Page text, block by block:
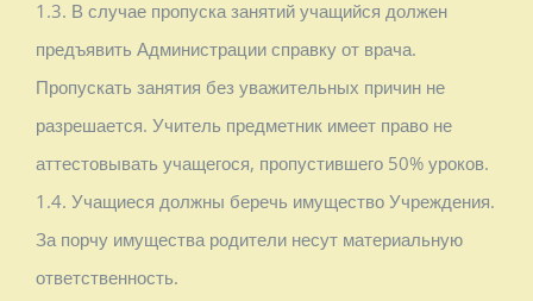
1.3. В случае пропуска занятий учащийся должен
предъявить Администрации справку от врача.
Пропускать занятия без уважительных причин не
разрешается. Учитель предметник имеет право не
аттестовывать учащегося, пропустившего 50% уроков.
1.4. Учащиеся должны беречь имущество Учреждения.
За порчу имущества родители несут материальную
ответственность.